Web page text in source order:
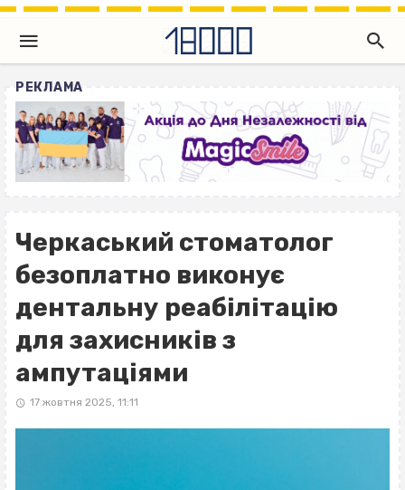
РЕКЛАМА
Черкаський стоматолог
безоплатно виконує
дентальну реабілітацію
для захисників з
ампутаціями
17 жовтня 2025, 11:11